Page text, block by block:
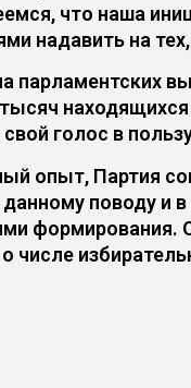
что наша
надавить на
парламентских
голос в
опыт, Партия
поводу и
формирования.
числе